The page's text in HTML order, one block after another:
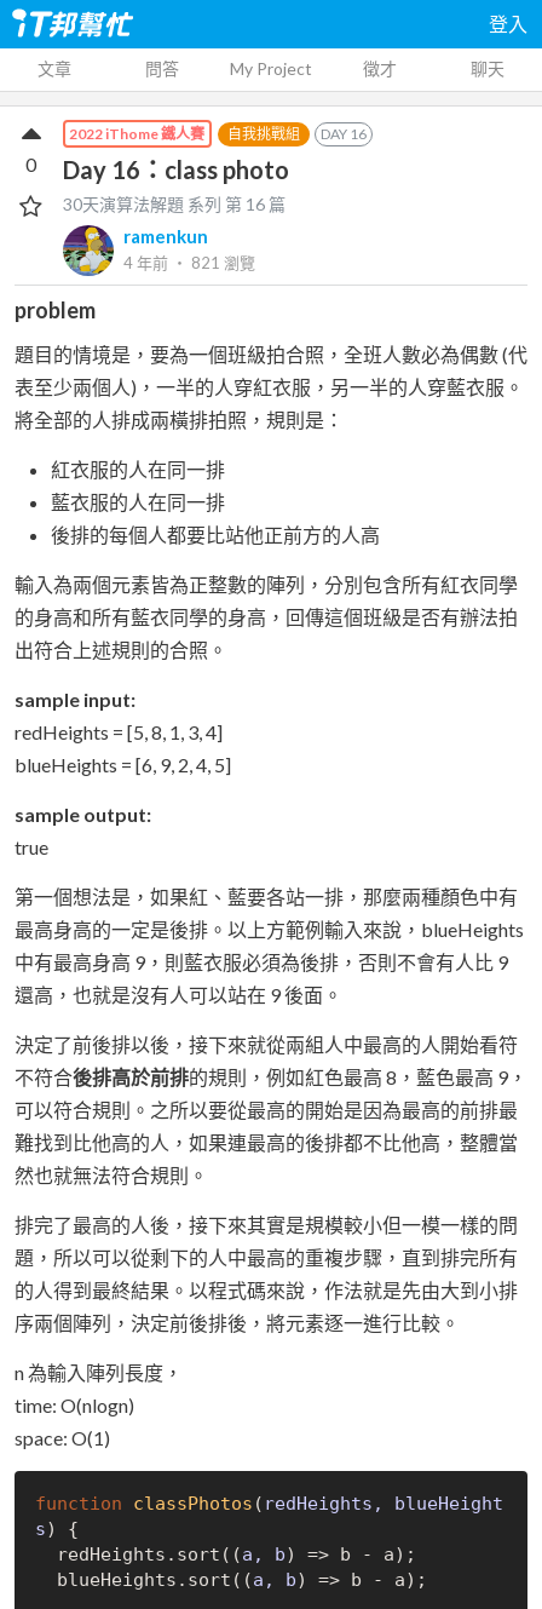
登入
文章 問答 My Project 徵才 聊天
2022 iThome 鐵人賽 自我挑戰組 DAY 16
Day 16：class photo
30天演算法解題 系列 第 16 篇
ramenkun
4 年前 ‧ 821 瀏覽
0
problem
題目的情境是，要為一個班級拍合照，全班人數必為偶數 (代
表至少兩個人)，一半的人穿紅衣服，另一半的人穿藍衣服。
將全部的人排成兩橫排拍照，規則是：
紅衣服的人在同一排
藍衣服的人在同一排
後排的每個人都要比站他正前方的人高
輸入為兩個元素皆為正整數的陣列，分別包含所有紅衣同學
的身高和所有藍衣同學的身高，回傳這個班級是否有辦法拍
出符合上述規則的合照。
sample input:
redHeights = [5, 8, 1, 3, 4]
blueHeights = [6, 9, 2, 4, 5]
sample output:
true
第一個想法是，如果紅、藍要各站一排，那麼兩種顏色中有
最高身高的一定是後排。以上方範例輸入來說，blueHeights
中有最高身高 9，則藍衣服必須為後排，否則不會有人比 9
還高，也就是沒有人可以站在 9 後面。
決定了前後排以後，接下來就從兩組人中最高的人開始看符
不符合後排高於前排的規則，例如紅色最高 8，藍色最高 9，
可以符合規則。之所以要從最高的開始是因為最高的前排最
難找到比他高的人，如果連最高的後排都不比他高，整體當
然也就無法符合規則。
排完了最高的人後，接下來其實是規模較小但一模一樣的問
題，所以可以從剩下的人中最高的重複步驟，直到排完所有
的人得到最終結果。以程式碼來說，作法就是先由大到小排
序兩個陣列，決定前後排後，將元素逐一進行比較。
n 為輸入陣列長度，
time: O(nlogn)
space: O(1)
function classPhotos ( redHeights, blueHeight
s) {
  redHeights.sort(
(a, b) => b - a);
  blueHeights.sort(
(a, b) => b - a);